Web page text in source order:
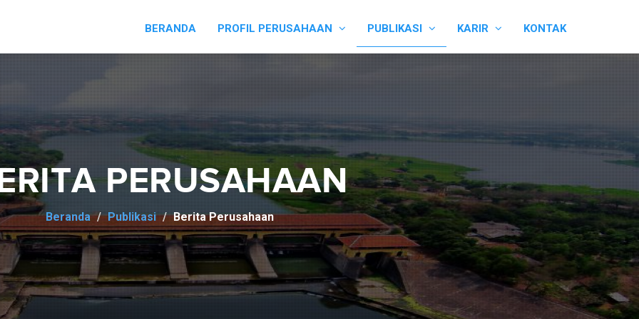
BERANDA PROFIL PERUSAHAAN PUBLIKASI KARIR KONTAK
PERUSAHAAN
Beranda Publikasi Berita Perusahaan